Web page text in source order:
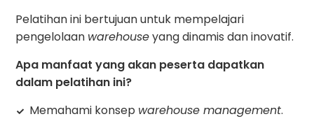
Pelatihan ini bertujuan untuk mempelajari
pengelolaan warehouseyang dinamis dan inovatif.
Apa manfaat yang akan peserta dapatkan
dalam pelatihan ini?
Memahami konsep warehouse management.